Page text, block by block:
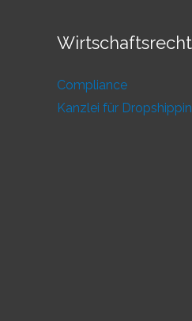
Wirtschaftsrecht
Compliance
Kanzlei für